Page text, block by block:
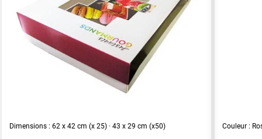
Dimensions : 62 x 42 cm (x 25) · 43 x 29 cm (x50) Couleur :